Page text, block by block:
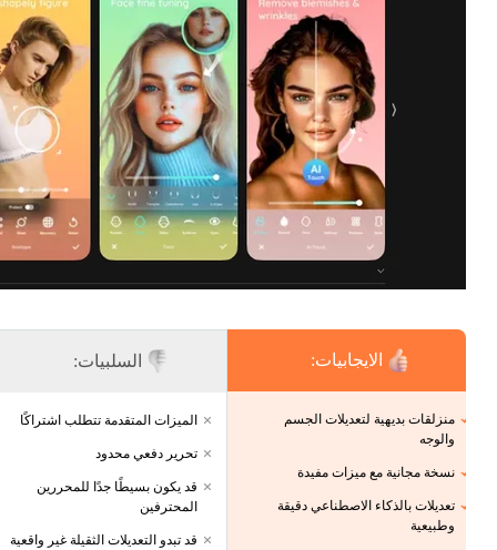
الايجابيات:
منزلقات بديهية لتعديلات الجسم
والوجه
نسخة مجانية مع ميزات مفيدة
تعديلات بالذكاء الاصطناعي دقيقة
وطبيعية
السلبيات:
الميزات المتقدمة تتطلب اشتراكًا
تحرير دفعي محدود
قد يكون بسيطًا جدًا للمحررين
المحترفين
قد تبدو التعديلات الثقيلة غير واقعية